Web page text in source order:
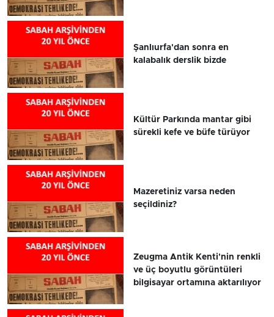
Şanlıurfa'dan sonra en
kalabalık derslik bizde
Kültür Parkında mantar gibi
sürekli kefe ve büfe türüyor
Mazeretiniz varsa neden
seçildiniz?
Zeugma Antik Kenti'nin renkli
ve üç boyutlu görüntüleri
bilgisayar ortamına aktarılıyor